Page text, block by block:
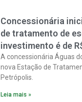
Concessionária
de tratamento de
investimento é de
A concessionária Águas
nova Estação de
Petrópolis.
Leia mais »